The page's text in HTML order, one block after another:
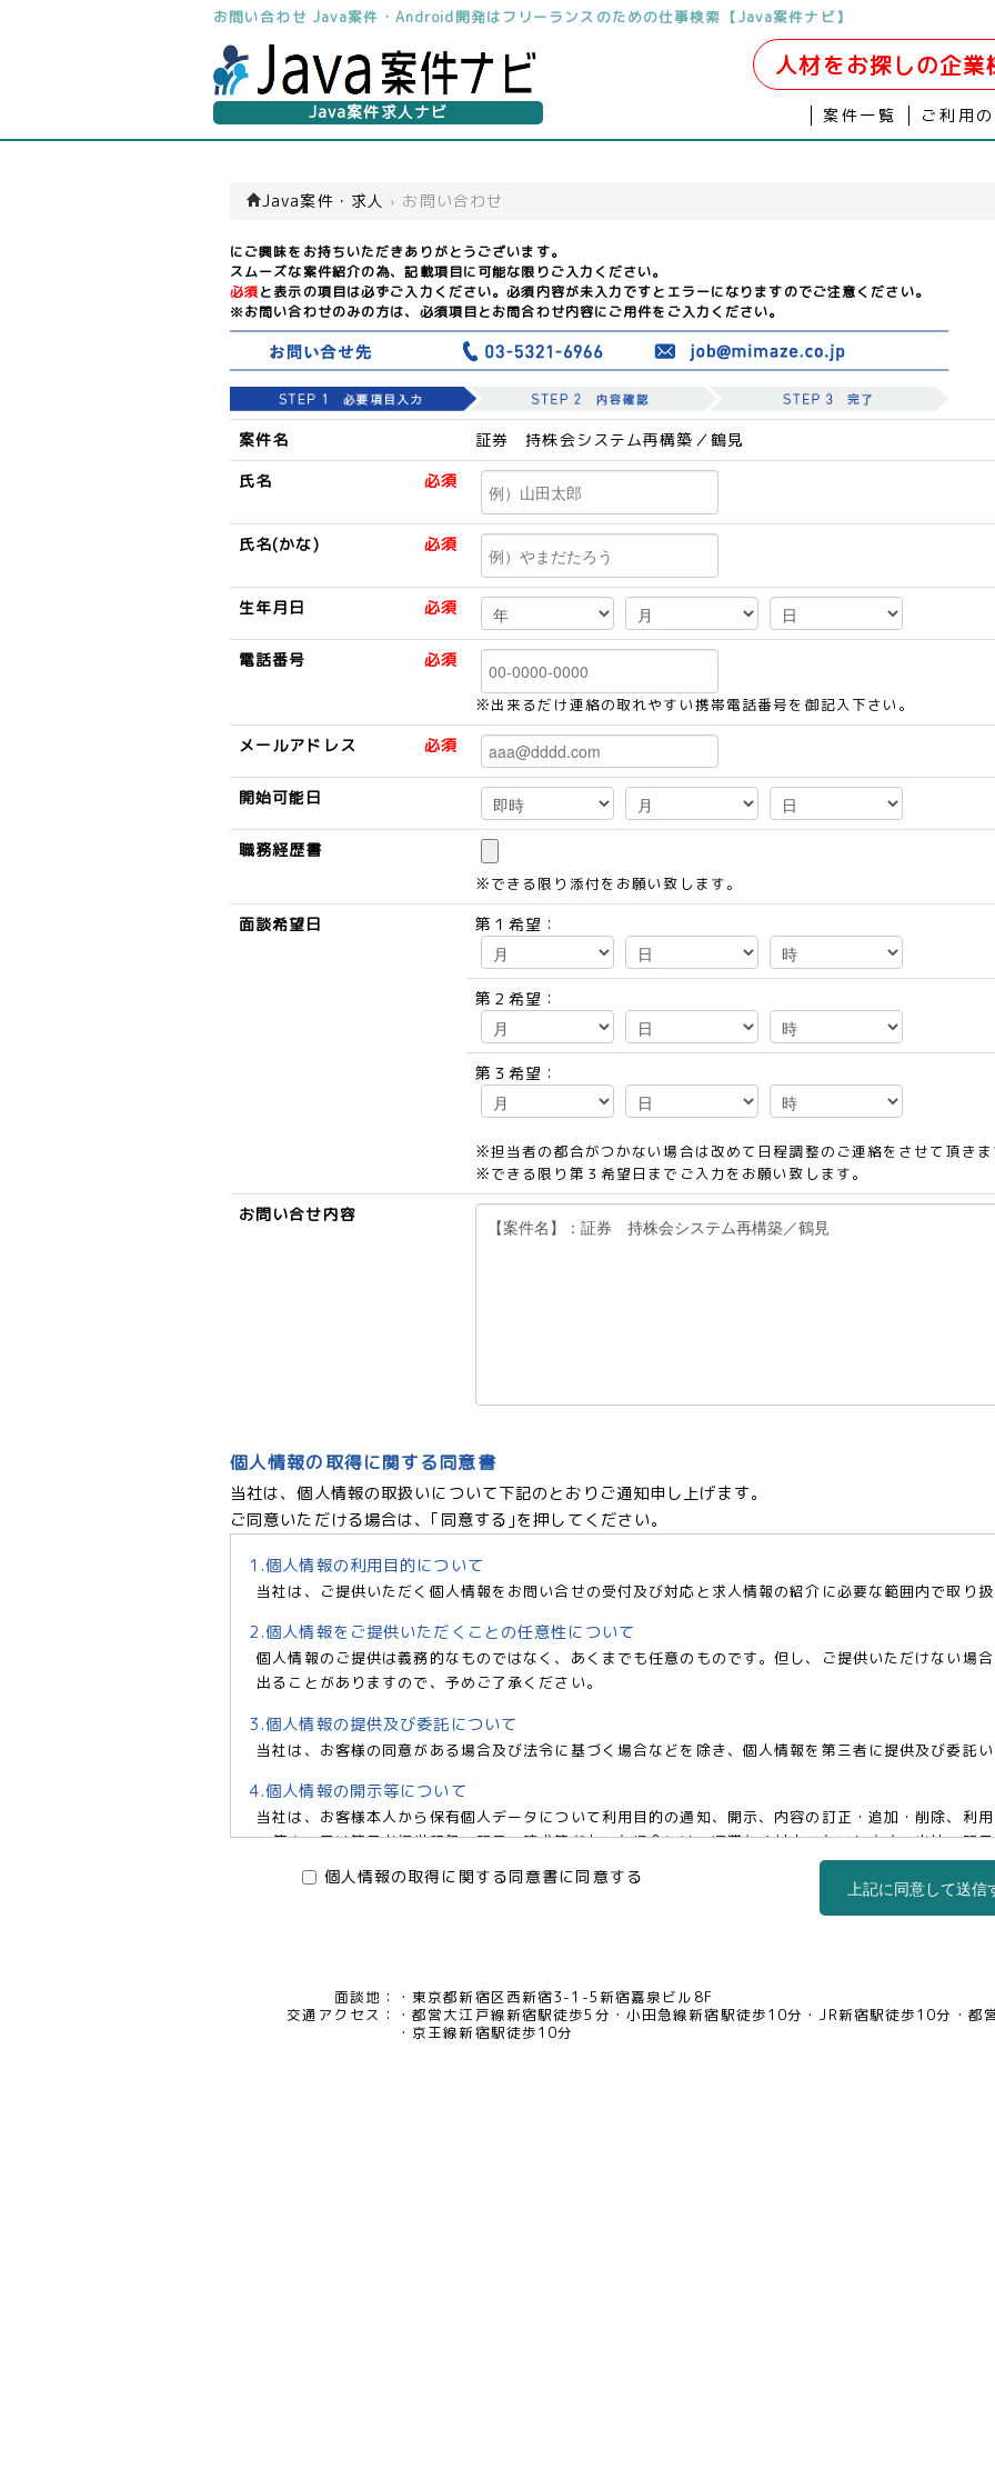
お問い合わせ Java案件・Android開発はフリーランスのための仕事検索【Java案件ナビ】
Java案件求人ナビ
人材をお探しの企業
案件一覧 ご利用
Java案件・求人 › お問い合わせ
にご興味をお持ちいただきありがとうございます。
スムーズな案件紹介の為、記載項目に可能な限りご入力ください。
必須 と表示の項目は必ずご入力ください。必須内容が未入力ですとエラーになりますのでご注意ください。
※お問い合わせのみの方は、必須項目とお問合わせ内容にご用件をご入力ください。
案件名 証券 持株会システム再構築／鶴見
氏名 必須
氏名(かな) 必須
生年月日 必須
電話番号 必須
※出来るだけ連絡の取れやすい携帯電話番号を御記入下さい。
メールアドレス 必須
開始可能日
職務経歴書
※できる限り添付をお願い致します。
面談希望日 第１希望：
第２希望：
第３希望：
※担当者の都合がつかない場合は改めて日程調整のご連絡をさせて頂き
※できる限り第３希望日までご入力をお願い致します。
お問い合せ内容
個人情報の取得に関する同意書
当社は、個人情報の取扱いについて下記のとおりご通知申し上げます。
ご同意いただける場合は、｢同意する｣を押してください。
1.個人情報の利用目的について
当社は、ご提供いただく個人情報をお問い合せの受付及び対応と求人情報の紹介に必要な範囲内で取り
2.個人情報をご提供いただくことの任意性について
個人情報のご提供は義務的なものではなく、あくまでも任意のものです。但し、ご提供いただけない場
出ることがありますので、予めご了承ください。
3.個人情報の提供及び委託について
当社は、お客様の同意がある場合及び法令に基づく場合などを除き、個人情報を第三者に提供及び委託
4.個人情報の開示等について
当社は、お客様本人から保有個人データについて利用目的の通知、開示、内容の訂正・追加・削除、利
の停止、又は第三者提供記録の開示の請求等があった場合には、遅滞なく対応いたいします。当社の
6966 e-mail:pv@mimaze.co.jp)までお申し出ください。
eメール：pv@mimaze.co.jp
個人情報の取得に関する同意書に同意する 上記に同意して送信
面談地：
東京都新宿区西新宿3-1-5新宿嘉泉ビル8F
交通アクセス：
都営大江戸線新宿駅徒歩5分 小田急線新宿駅徒歩10分 JR新宿駅徒歩10分
都
京王線新宿駅徒歩10分